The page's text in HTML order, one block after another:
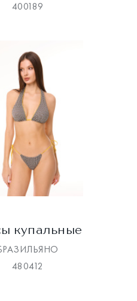
400189
купальные
480412